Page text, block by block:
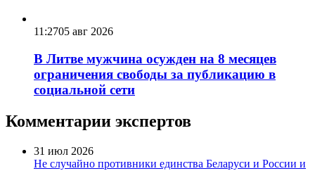
11:2705 авг 2026
В Литве мужчина осужден на 8 месяцев
ограничения свободы за публикацию в
социальной сети
Комментарии экспертов
31 июл 2026
Не случайно противники единства Беларуси и России и